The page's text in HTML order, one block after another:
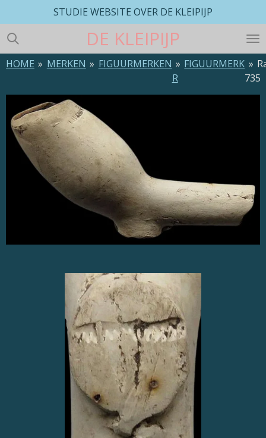
direct
naar
de
hoofdinhoud
DE KLEIPIJP
STUDIE WEBSITE OVER DE KLEIPIJP
HOME » MERKEN » FIGUURMERKEN » FIGUURMERK
R
»
735